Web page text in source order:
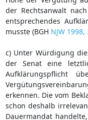
der Rechtsanwalt
entsprechendes
musste (BGH NJW 1998,
c) Unter Würdigung
der Senat eine
Aufklärungspflicht
erkennen. Die vom
schon deshalb
Dauermandat